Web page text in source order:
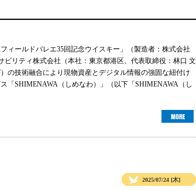
ィールドバレエ35回記念ウイスキー」（製造者：株式会社
ビリティ株式会社（本社：東京都港区、代表取締役：林口 文
の技術融合により現物資産とデジタル情報の強固な紐付け
「SHIMENAWA（しめなわ）」（以下「SHIMENAWA（し
2025/07/24 [木]